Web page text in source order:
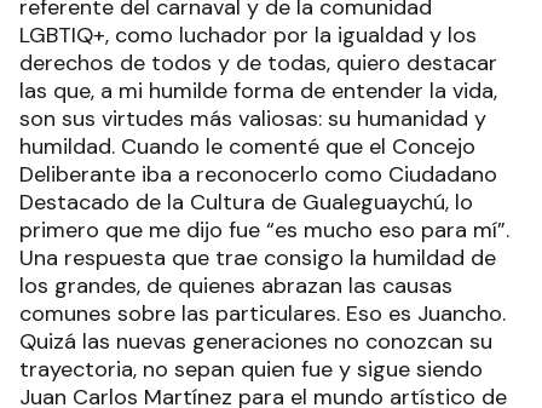
referente del carnaval y de la comunidad
LGBTIQ+, como luchador por la igualdad y los
derechos de todos y de todas, quiero destacar
las que, a mi humilde forma de entender la vida,
son sus virtudes más valiosas: su humanidad y
humildad. Cuando le comenté que el Concejo
Deliberante iba a reconocerlo como Ciudadano
Destacado de la Cultura de Gualeguaychú, lo
primero que me dijo fue “es mucho eso para mí”.
Una respuesta que trae consigo la humildad de
los grandes, de quienes abrazan las causas
comunes sobre las particulares. Eso es Juancho.
Quizá las nuevas generaciones no conozcan su
trayectoria, no sepan quien fue y sigue siendo
Juan Carlos Martínez para el mundo artístico de